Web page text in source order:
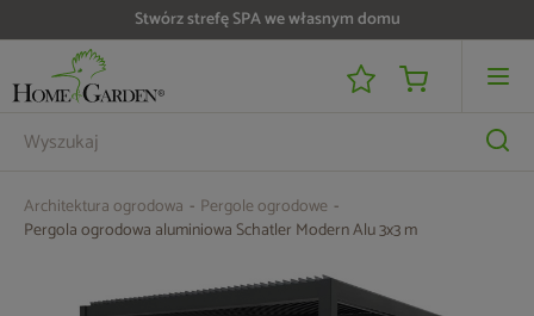
Do 25 000 zł zwrotu na kartę i raty RRSO 0%
Architektura ogrodowa
Pergole ogrodowe
Pergola ogrodowa aluminiowa Schatler Modern Alu 3x3 m